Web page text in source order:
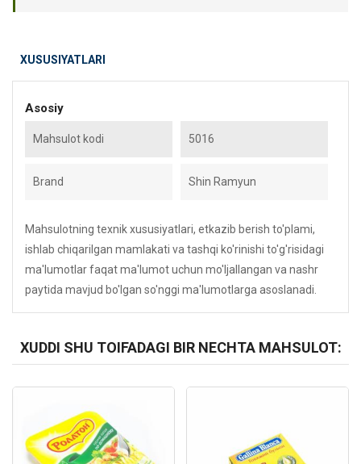
XUSUSIYATLARI
Asosiy
Mahsulot kodi 5016
Brand Shin Ramyun
Mahsulotning texnik xususiyatlari, etkazib berish to'plami,
ishlab chiqarilgan mamlakati va tashqi ko'rinishi to'g'risidagi
ma'lumotlar faqat ma'lumot uchun mo'ljallangan va nashr
paytida mavjud bo'lgan so'nggi ma'lumotlarga asoslanadi.
XUDDI SHU TOIFADAGI BIR NECHTA MAHSULOT: